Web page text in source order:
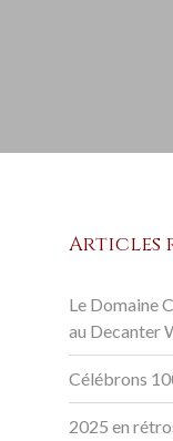
Articles
Le Domaine
au Decanter
Célébrons
2025 en